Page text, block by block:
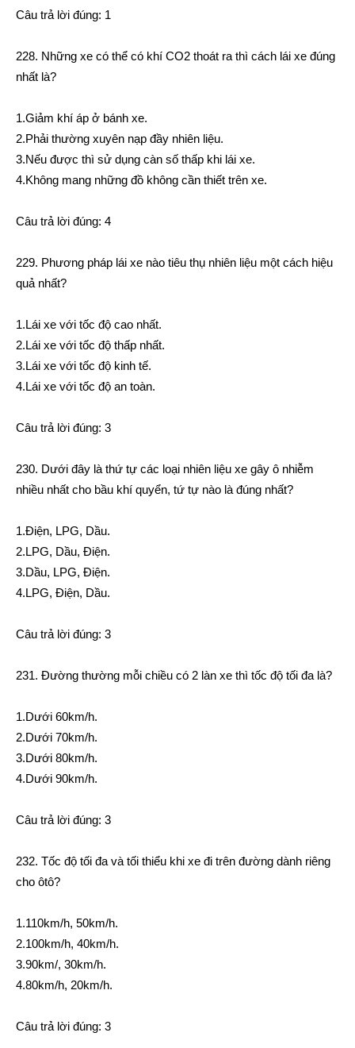
Câu trả lời đúng: 1
228. Những xe có thể có khí CO2 thoát ra thì cách lái xe đúng
nhất là?
1.Giảm khí áp ở bánh xe.
2.Phải thường xuyên nạp đầy nhiên liệu.
3.Nếu được thì sử dụng càn số thấp khi lái xe.
4.Không mang những đồ không cần thiết trên xe.
Câu trả lời đúng: 4
229. Phương pháp lái xe nào tiêu thụ nhiên liệu một cách hiệu
quả nhất?
1.Lái xe với tốc độ cao nhất.
2.Lái xe với tốc độ thấp nhất.
3.Lái xe với tốc độ kinh tế.
4.Lái xe với tốc độ an toàn.
Câu trả lời đúng: 3
230. Dưới đây là thứ tự các loại nhiên liệu xe gây ô nhiễm
nhiều nhất cho bầu khí quyển, tứ tự nào là đúng nhất?
1.Điện, LPG, Dầu.
2.LPG, Dầu, Điện.
3.Dầu, LPG, Điện.
4.LPG, Điện, Dầu.
Câu trả lời đúng: 3
231. Đường thường mỗi chiều có 2 làn xe thì tốc độ tối đa là?
1.Dưới 60km/h.
2.Dưới 70km/h.
3.Dưới 80km/h.
4.Dưới 90km/h.
Câu trả lời đúng: 3
232. Tốc độ tối đa và tối thiểu khi xe đi trên đường dành riêng
cho ôtô?
1.110km/h, 50km/h.
2.100km/h, 40km/h.
3.90km/, 30km/h.
4.80km/h, 20km/h.
Câu trả lời đúng: 3